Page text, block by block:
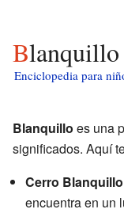
Enciclopedia para
Blanquillo es una
significados. Aquí
Cerro Blanquillo
encuentra en un